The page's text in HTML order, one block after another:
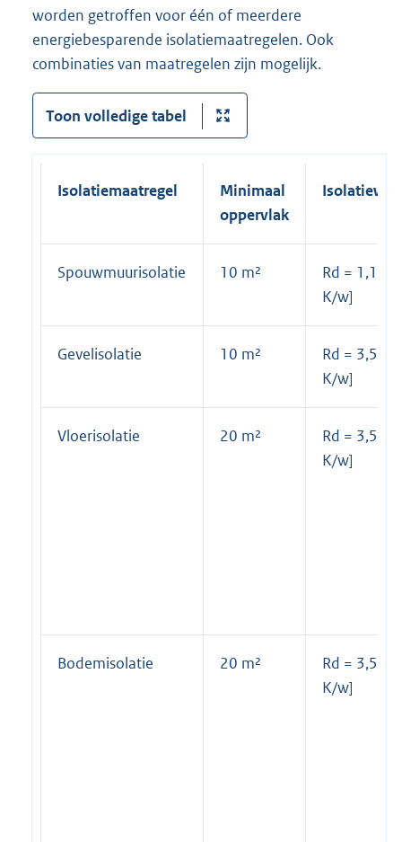
worden getroffen voor één of meerdere
energiebesparende isolatiemaatregelen. Ook
combinaties van maatregelen zijn mogelijk.
Toon volledige tabel
Isolatiemaatregel
Minimaal
oppervlak
Spouwmuurisolatie 10 m²
Rd = 1,1
K/w]
Gevelisolatie 10 m²
Rd = 3,5
K/w]
Vloerisolatie 20 m²
Rd = 3,5
K/w]
Bodemisolatie 20 m²
Rd = 3,5
K/w]